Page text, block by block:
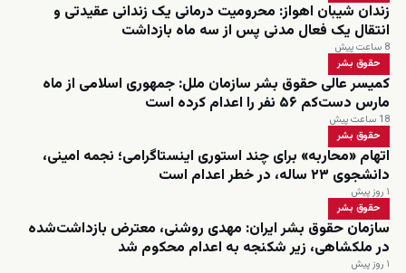
زندان شیبان اهواز: محرومیت درمانی یک زندانی عقیدتی و
انتقال یک فعال مدنی پس از سه ماه بازداشت
8 ساعت پیش
حقوق بشر
کمیسر عالی حقوق بشر سازمان ملل: جمهوری اسلامی از ماه
مارس دست‌کم ۵۶ نفر را اعدام کرده است
18 ساعت پیش
حقوق بشر
اتهام «محاربه» برای چند استوری اینستاگرامی؛ نجمه امینی،
دانشجوی ۲۳ ساله، در خطر اعدام است
۱ روز پیش
حقوق بشر
سازمان حقوق بشر ایران: مهدی روشنی، معترض بازداشت‌شده
در ملکشاهی، زیر شکنجه به اعدام محکوم شد
۱ روز پیش